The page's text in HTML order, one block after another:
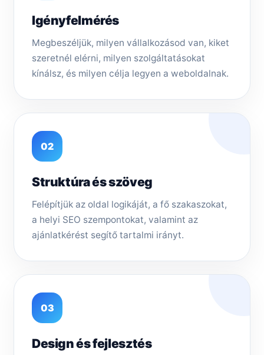
Igényfelmérés
Megbeszéljük, milyen vállalkozásod van, kiket
szeretnél elérni, milyen szolgáltatásokat
kínálsz, és milyen célja legyen a weboldalnak.
02
Struktúra és szöveg
Felépítjük az oldal logikáját, a fő szakaszokat,
a helyi SEO szempontokat, valamint az
ajánlatkérést segítő tartalmi irányt.
03
Design és fejlesztés